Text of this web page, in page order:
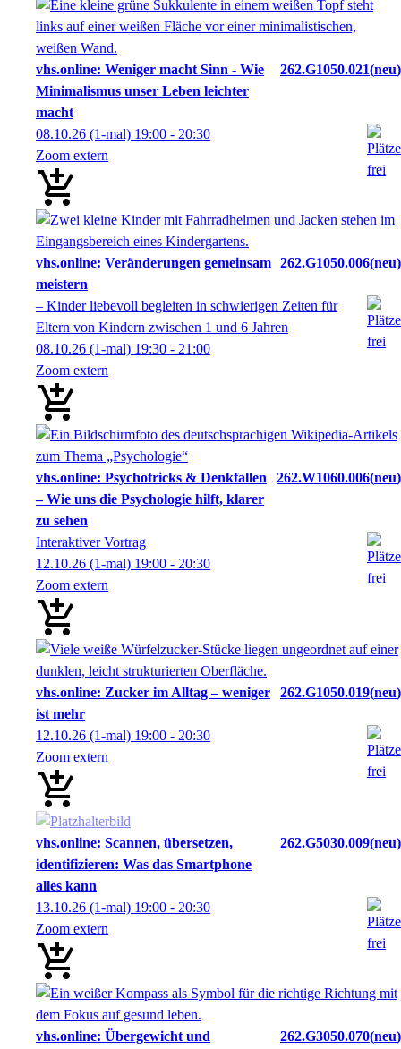
vhs.online: Weniger macht Sinn - Wie
Minimalismus unser Leben leichter
macht
262.G1050.021 neu
08.10.26 (1-mal) 19:00 - 20:30
Zoom extern
vhs.online: Veränderungen gemeinsam
meistern
262.G1050.006 neu
– Kinder liebevoll begleiten in schwierigen Zeiten für
Eltern von Kindern zwischen 1 und 6 Jahren
08.10.26 (1-mal) 19:30 - 21:00
Zoom extern
vhs.online: Psychotricks & Denkfallen
– Wie uns die Psychologie hilft, klarer
zu sehen
262.W1060.006 neu
Interaktiver Vortrag
12.10.26 (1-mal) 19:00 - 20:30
Zoom extern
vhs.online: Zucker im Alltag – weniger
ist mehr
262.G1050.019 neu
12.10.26 (1-mal) 19:00 - 20:30
Zoom extern
vhs.online: Scannen, übersetzen,
identifizieren: Was das Smartphone
alles kann
262.G5030.009 neu
13.10.26 (1-mal) 19:00 - 20:30
Zoom extern
vhs.online: Übergewicht und
262.G3050.070 neu